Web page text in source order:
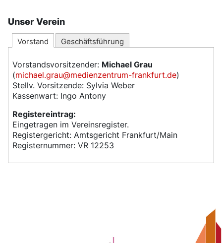
Unser Verein
Vorstand Geschäftsführung
Vorstandsvorsitzender: Michael Grau
(michael.grau@medienzentrum-frankfurt.de)
Stellv. Vorsitzende: Sylvia Weber
Kassenwart: Ingo Antony
Registereintrag:
Eingetragen im Vereinsregister.
Registergericht: Amtsgericht Frankfurt/Main
Registernummer: VR 12253